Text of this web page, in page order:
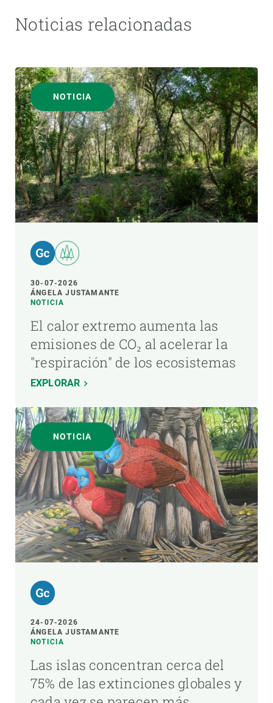
Noticias relacionadas
NOTICIA
30-07-2026
ÁNGELA JUSTAMANTE
NOTICIA
El calor extremo aumenta las
emisiones de CO₂ al acelerar la
"respiración" de los ecosistemas
EXPLORAR
NOTICIA
24-07-2026
ÁNGELA JUSTAMANTE
NOTICIA
Las islas concentran cerca del
75% de las extinciones globales y